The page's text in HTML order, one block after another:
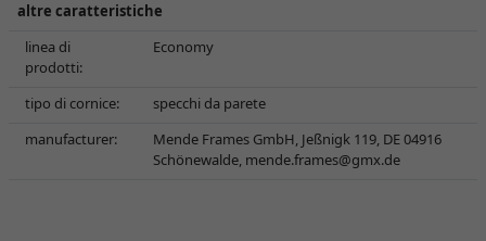
altre caratteristiche
linea di
prodotti:
Economy
tipo di cornice:
specchi da parete
manufacturer:
Mende Frames GmbH, Jeßnigk 119, DE 04916
Schönewalde, mende.frames@gmx.de